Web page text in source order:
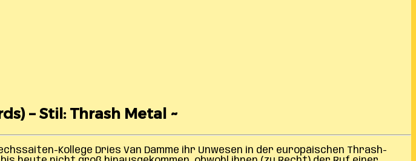
– Stil: Thrash Metal ~
Kollege Dries Van Damme ihr Unwesen in der europäischen Thrash-